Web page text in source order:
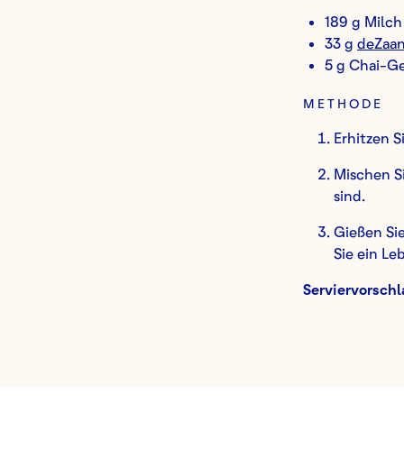
189 g Milch
33 g
5 g Chai-
METHODE
Erhitzen
Mischen
sind.
Gießen
Sie ein